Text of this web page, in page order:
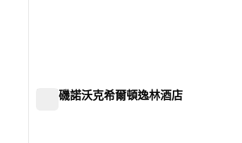
洛杉磯諾沃克希爾頓逸林酒店